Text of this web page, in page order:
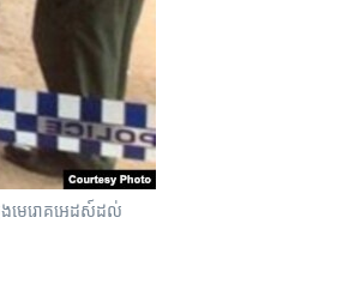
លង​មេរោគ​អេដស៍​ដល់​